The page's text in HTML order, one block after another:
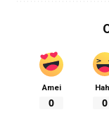
Amei
0 0